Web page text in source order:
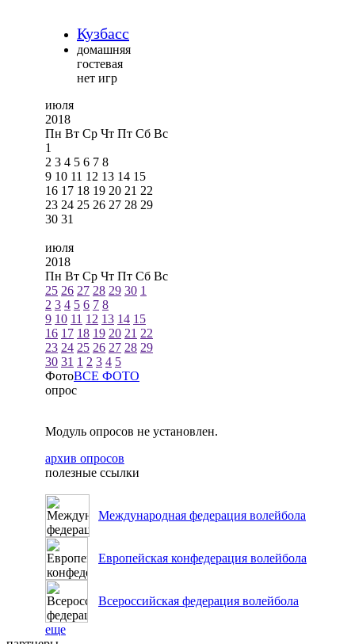
Кузбасс
домашняя
гостевая
нет игр
июля
2018
Пн Вт Ср Чт Пт Сб Вс
1
2 3 4 5 6 7 8
9 10 11 12 13 14 15
16 17 18 19 20 21 22
23 24 25 26 27 28 29
30 31
июля
2018
Пн Вт Ср Чт Пт Сб Вс
25 26 27 28 29 30 1
2 3 4 5 6 7 8
9 10 11 12 13 14 15
16 17 18 19 20 21 22
23 24 25 26 27 28 29
30 31 1 2 3 4 5
ФотоВСЕ ФОТО
опрос
Модуль опросов не установлен.
архив опросов
полезные ссылки
Международная федерация волейбола
Европейская конфедерация волейбола
Всероссийская федерация волейбола
еще